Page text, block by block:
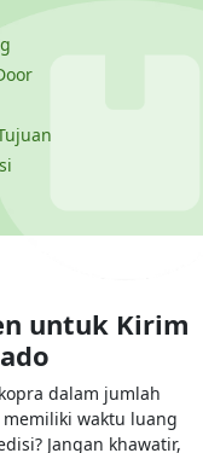
untuk Kirim
dalam jumlah
waktu luang
Jangan khawatir,